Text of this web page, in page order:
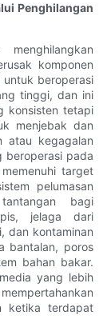
Penghilangan
komponen
untuk beroperasi
tinggi, dan ini
konsisten tetapi
menjebak dan
atau kegagalan
beroperasi pada
target
pelumasan
bagi
jelaga dari
dan kontaminan
bantalan, poros
bahan bakar.
yang lebih
ketika terdapat